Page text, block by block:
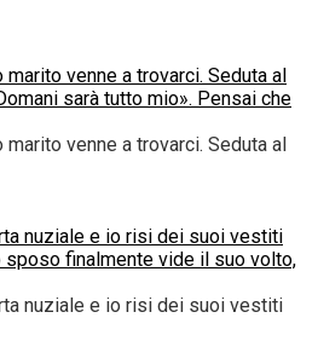
venne a trovarci. Seduta al
sarà tutto mio». Pensai che
venne a trovarci. Seduta al
nuziale e io risi dei suoi vestiti
sposo finalmente vide il suo volto,
nuziale e io risi dei suoi vestiti